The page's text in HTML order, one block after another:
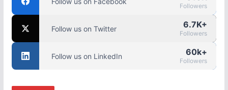
Followers
Follow us on Twitter 6.7K+
Followers
Follow us on LinkedIn 60k+
Followers